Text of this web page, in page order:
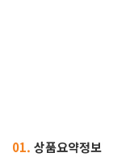
01. 상품요약정보